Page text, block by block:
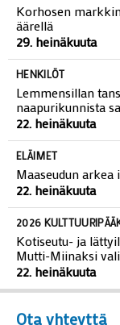
Korhosen
äärellä
29. heinäkuuta
HENKILÖT
Lemmensillan
naapurikunnista
22. heinäkuuta
ELÄIMET
Maaseudun
22. heinäkuuta
2026
Kotiseutu- ja
Mutti-Miinaksi
22. heinäkuuta
Ota yhteyttä